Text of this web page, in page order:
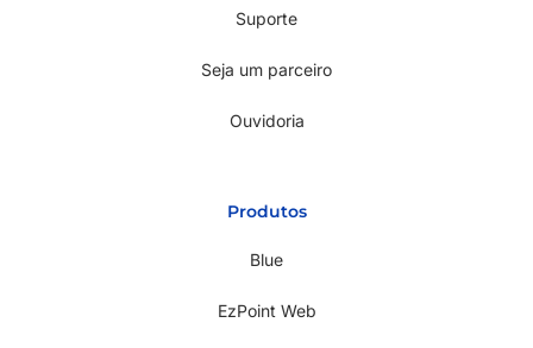
Suporte
Seja um parceiro
Ouvidoria
Produtos
Blue
EzPoint Web